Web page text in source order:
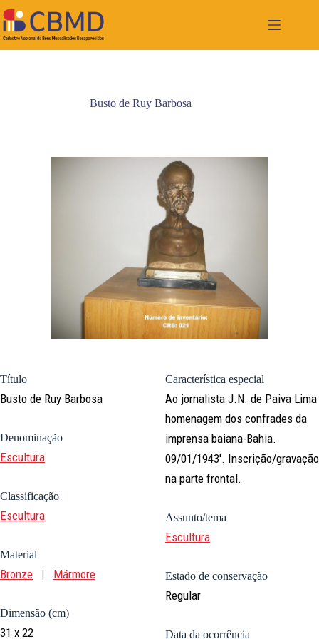
para
o
conteúdo
Busto de Ruy Barbosa
Título
Busto de Ruy Barbosa
Denominação
Escultura
Classificação
Escultura
Material
Bronze | Mármore
Dimensão (cm)
31 x 22
Característica especial
Ao jornalista J.N. de Paiva Lima
homenagem dos confrades da
imprensa baiana-Bahia.
09/01/1943'. Inscrição/gravação
na parte frontal.
Assunto/tema
Escultura
Estado de conservação
Regular
Data da ocorrência